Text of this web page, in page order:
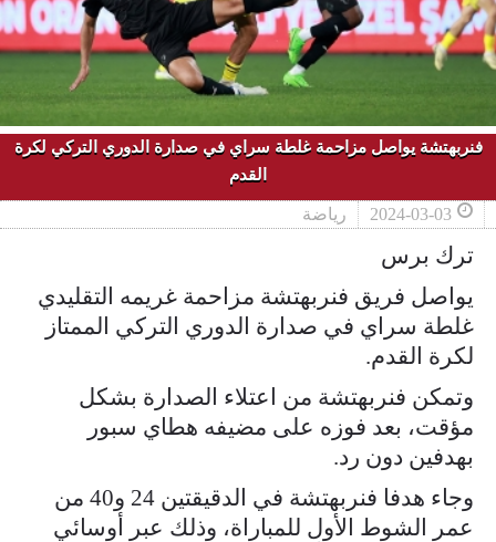
فنربهتشة يواصل مزاحمة غلطة سراي في صدارة الدوري التركي لكرة
القدم
2024-03-03 رياضة
ترك برس
يواصل فريق فنربهتشة مزاحمة غريمه التقليدي
غلطة سراي في صدارة الدوري التركي الممتاز
لكرة القدم.
وتمكن فنربهتشة من اعتلاء الصدارة بشكل
مؤقت، بعد فوزه على مضيفه هطاي سبور
بهدفين دون رد.
وجاء هدفا فنربهتشة في الدقيقتين 24 و40 من
عمر الشوط الأول للمباراة، وذلك عبر أوسائي